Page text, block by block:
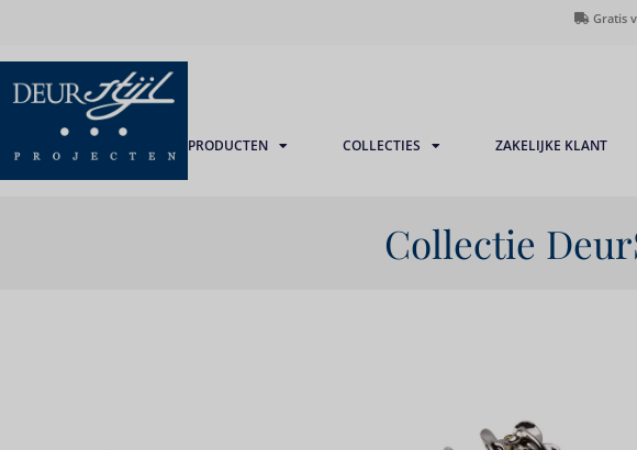
Gratis
PRODUCTEN COLLECTIES ZAKELIJKE KLANT
Collectie